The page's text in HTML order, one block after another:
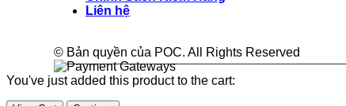
Liên hệ
© Bản quyền của POC. All Rights Reserved
You've just added this product to the cart: